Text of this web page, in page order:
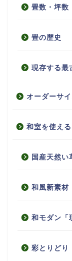
畳数・坪数
畳の歴史
現存する最
オーダーサ
和室を使え
国産天然い
和風新素材
和モダン「
彩とりどり